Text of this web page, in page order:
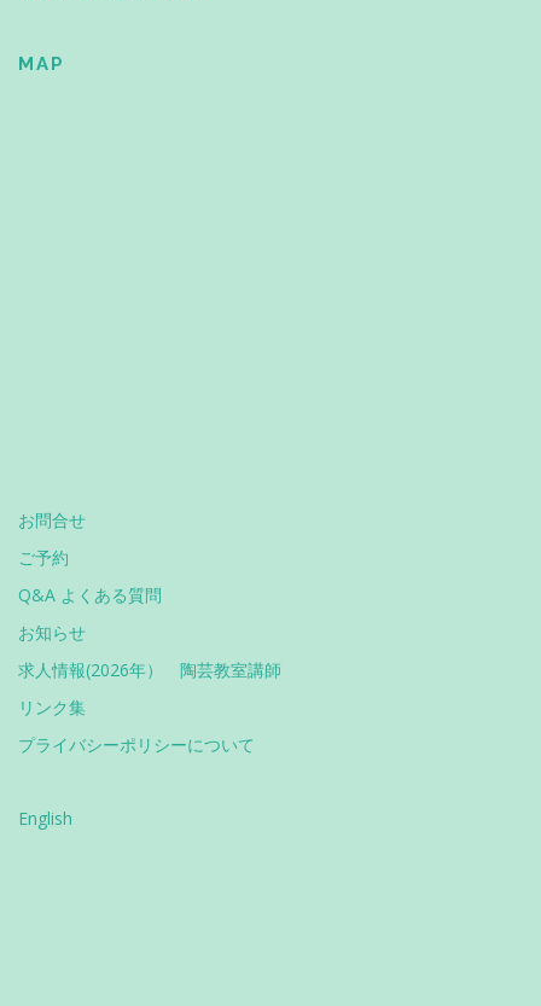
MAP
お問合せ
ご予約
Q&A よくある質問
お知らせ
求人情報(2026年） 陶芸教室講師
リンク集
プライバシーポリシーについて
English